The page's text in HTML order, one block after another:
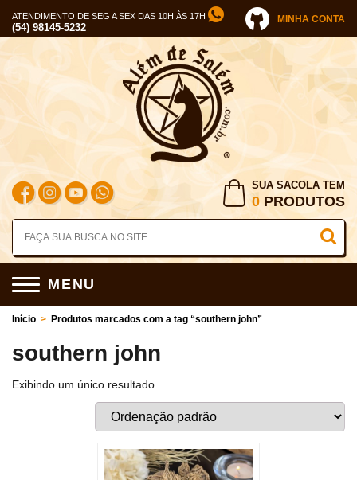
ATENDIMENTO DE SEG A SEX DAS 10H ÀS 17H
(54) 98145-5232
MINHA CONTA
SUA SACOLA TEM
0 PRODUTOS
MENU
Início > Produtos marcados com a tag “southern john”
southern john
Exibindo um único resultado